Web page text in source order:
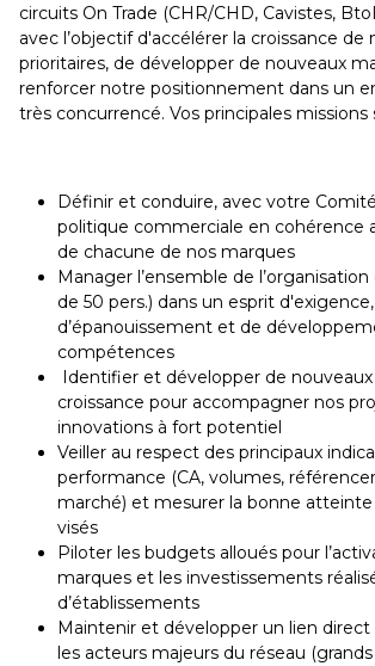
circuits On Trade (CHR/CHD, Cavistes,
avec l’objectif d'accélérer la croissance de
prioritaires, de développer de nouveaux
renforcer notre positionnement dans un
très concurrencé. Vos principales missions
Définir et conduire, avec votre
politique commerciale en cohérence
de chacune de nos marques
Manager l’ensemble de
de 50 pers.) dans un esprit
d’épanouissement et de
compétences
Identifier et développer de nouveaux
croissance pour accompagner nos
innovations à fort potentiel
Veiller au respect des principaux
performance (CA, volumes,
marché) et mesurer la bonne
visés
Piloter les budgets alloués pour
marques et les investissements
d’établissements
Maintenir et développer un lien
les acteurs majeurs du réseau